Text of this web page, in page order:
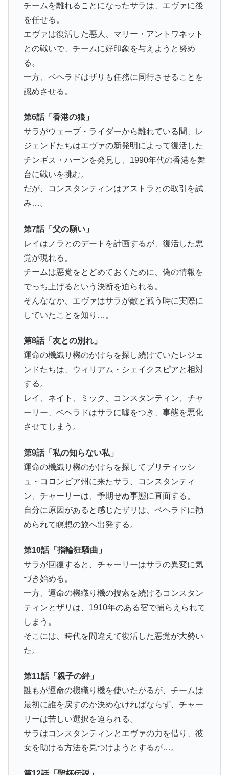
チームを離れることになったサラは、エヴァに後
を任せる。
エヴァは復活した悪人、マリー・アントワネット
との戦いで、チームに好印象を与えようと努め
る。
一方、ベヘラドはザリも任務に同行させることを
認めさせる。
第6話「香港の狼」
サラがウェーブ・ライダーから離れている間、レ
ジェンドたちはエヴァの新発明によって復活した
チンギス・ハーンを発見し、1990年代の香港を舞
台に戦いを挑む。
だが、コンスタンティンはアストラとの取引を試
み…。
第7話「父の願い」
レイはノラとのデートを計画するが、復活した悪
党が現れる。
チームは悪党をとどめておくために、偽の情報を
でっち上げるという決断を迫られる。
そんななか、エヴァはサラが敵と戦う時に実際に
していたことを知り…。
第8話「友との別れ」
運命の機織り機のかけらを探し続けていたレジェ
ンドたちは、ウィリアム・シェイクスピアと相対
する。
レイ、ネイト、ミック、コンスタンティン、チャ
ーリー、ベヘラドはサラに嘘をつき、事態を悪化
させてしまう。
第9話「私の知らない私」
運命の機織り機のかけらを探してブリティッシ
ュ・コロンビア州に来たサラ、コンスタンティ
ン、チャーリーは、予期せぬ事態に直面する。
自分に原因があると感じたザリは、ベヘラドに勧
められて瞑想の旅へ出発する。
第10話「指輪狂騒曲」
サラが回復すると、チャーリーはサラの異変に気
づき始める。
一方、運命の機織り機の捜索を続けるコンスタン
ティンとザリは、1910年のある宿で捕らえられて
しまう。
そこには、時代を間違えて復活した悪党が大勢い
た。
第11話「親子の絆」
誰もが運命の機織り機を使いたがるが、チームは
最初に誰を戻すのか決めなければならず、チャー
リーは苦しい選択を迫られる。
サラはコンスタンティンとエヴァの力を借り、彼
女を助ける方法を見つけようとするが…。